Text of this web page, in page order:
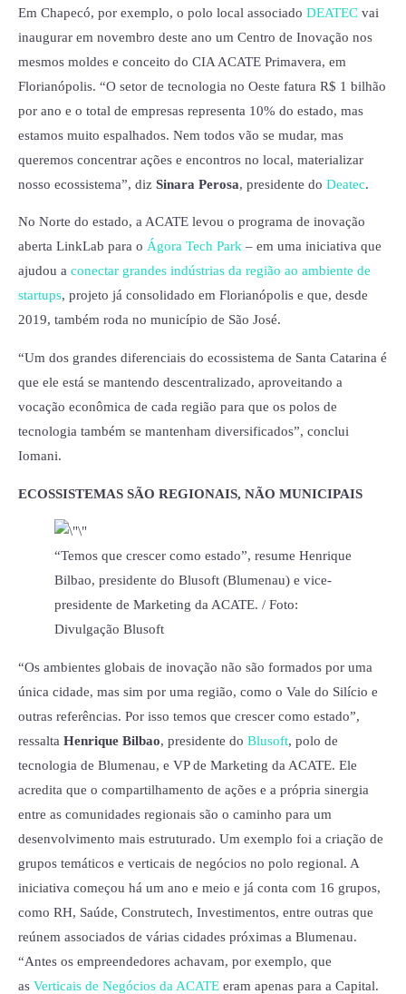
Em Chapecó, por exemplo, o polo local associado DEATEC vai
inaugurar em novembro deste ano um Centro de Inovação nos
mesmos moldes e conceito do CIA ACATE Primavera, em
Florianópolis. “O setor de tecnologia no Oeste fatura R$ 1 bilhão
por ano e o total de empresas representa 10% do estado, mas
estamos muito espalhados. Nem todos vão se mudar, mas
queremos concentrar ações e encontros no local, materializar
nosso ecossistema”, diz Sinara Perosa, presidente do Deatec.
No Norte do estado, a ACATE levou o programa de inovação
aberta LinkLab para o Ágora Tech Park – em uma iniciativa que
ajudou a conectar grandes indústrias da região ao ambiente de
startups, projeto já consolidado em Florianópolis e que, desde
2019, também roda no município de São José.
“Um dos grandes diferenciais do ecossistema de Santa Catarina é
que ele está se mantendo descentralizado, aproveitando a
vocação econômica de cada região para que os polos de
tecnologia também se mantenham diversificados”, conclui
Iomani.
ECOSSISTEMAS SÃO REGIONAIS, NÃO MUNICIPAIS
“Temos que crescer como estado”, resume Henrique
Bilbao, presidente do Blusoft (Blumenau) e vice-
presidente de Marketing da ACATE. / Foto:
Divulgação Blusoft
“Os ambientes globais de inovação não são formados por uma
única cidade, mas sim por uma região, como o Vale do Silício e
outras referências. Por isso temos que crescer como estado”,
ressalta Henrique Bilbao, presidente do Blusoft, polo de
tecnologia de Blumenau, e VP de Marketing da ACATE. Ele
acredita que o compartilhamento de ações e a própria sinergia
entre as comunidades regionais são o caminho para um
desenvolvimento mais estruturado. Um exemplo foi a criação de
grupos temáticos e verticais de negócios no polo regional. A
iniciativa começou há um ano e meio e já conta com 16 grupos,
como RH, Saúde, Construtech, Investimentos, entre outras que
reúnem associados de várias cidades próximas a Blumenau.
“Antes os empreendedores achavam, por exemplo, que
as Verticais de Negócios da ACATE eram apenas para a Capital.